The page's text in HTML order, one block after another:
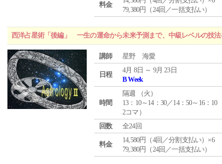
料金
79,380円（24回／一括支払い）
西洋占星術「後編」 一生の運命から未来予測まで、中級レベルの技法
講師 星野 海愛
日程
4月 8日 ～ 9月 23日
B Week
時間
隔週 （火 ）
13：10～14：30／14：50～16：10
2コマ）
回数
全24回
料金
14,580円（4回／分割支払い）×6
79,380円（24回／一括支払い）